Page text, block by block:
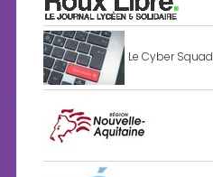
Le Cyber Squad